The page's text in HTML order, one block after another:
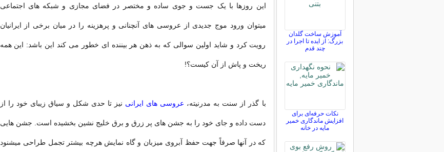
این روزها با یک جست و جوی ساده و مختصر در فضای مجازی و شبکه های اجتماعی
میتوان ورود موج جدیدی از عروسی های آنچنانی و پرهزینه را در میان برخی از ایرانیان
رویت کرد و شاید اولین سوالی که به ذهن هر بیننده ای خطور می کند این باشد: این همه
ریخت و پاش از آن کیست؟!
با گذر از سنت به مدرنیته، عروسی های ایرانی نیز تا حدی شکل و سیاق زیبای خود را از
دست داده و جای خود را به جشن های پر زرق و برق خلیج نشین بخشیده است. جشن هایی
که در آنها صرفاً جهت حفظ آبروی میزبان و گاه نمایش هرچه بیشتر تجمل طراحی میشنود
آموزش ساخت گلدان
بزرگ: از ایده تا اجرا در
چند قدم
نکات حرفه‌ای برای
افزایش ماندگاری خمیر
مایه در خانه